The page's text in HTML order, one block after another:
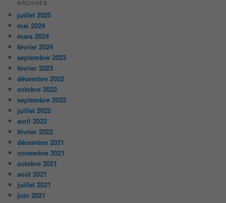
ARCHIVES
juillet 2025
mai 2024
mars 2024
février 2024
septembre 2023
février 2023
décembre 2022
octobre 2022
septembre 2022
juillet 2022
avril 2022
février 2022
décembre 2021
novembre 2021
octobre 2021
août 2021
juillet 2021
juin 2021